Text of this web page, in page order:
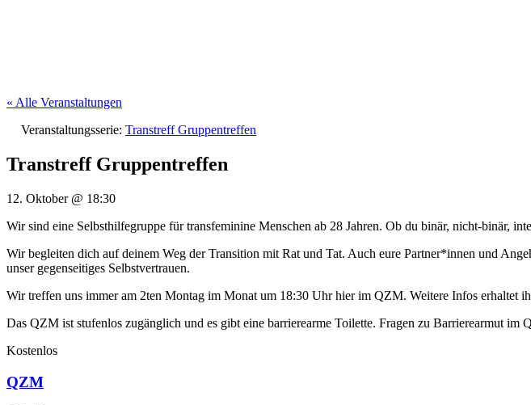
« Alle Veranstaltungen
Veranstaltungsserie: Transtreff Gruppentreffen
Transtreff Gruppentreffen
12. Oktober @ 18:30
Wir sind eine Selbsthilfegruppe für transfeminine Menschen ab 28 Jahren. Ob du binär, nicht-binär,
Wir begleiten dich auf deinem Weg der Transition mit Rat und Tat. Auch eure Partner*innen und
unser gegenseitiges Selbstvertrauen.
Wir treffen uns immer am 2ten Montag im Monat um 18:30 Uhr hier im QZM. Weitere Infos erhaltet
Das QZM ist stufenlos zugänglich und es gibt eine barrierearme Toilette. Fragen zu Barrierearmut
Kostenlos
QZM